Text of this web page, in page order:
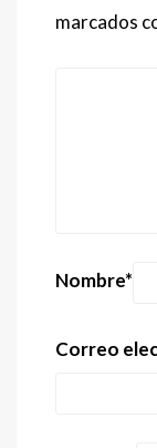
marcados
Nombre*
Correo